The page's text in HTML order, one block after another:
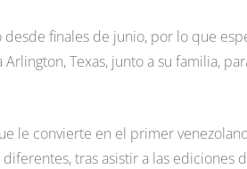
finales de junio, por lo que
Texas, junto a su familia,
le convierte en el primer
tras asistir a las ediciones